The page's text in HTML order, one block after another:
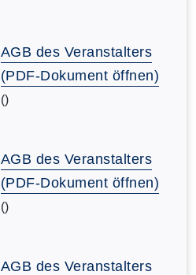
AGB des Veranstalters
(PDF-Dokument öffnen)
()
AGB des Veranstalters
(PDF-Dokument öffnen)
()
AGB des Veranstalters